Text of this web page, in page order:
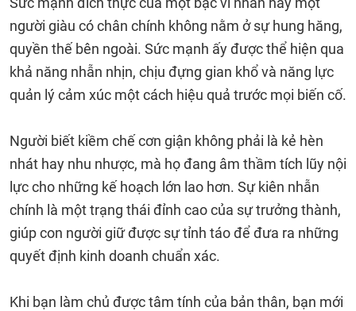
người giàu có chân chính không nằm ở sự hung hăng,
quyền thế bên ngoài. Sức mạnh ấy được thể hiện qua
khả năng nhẫn nhịn, chịu đựng gian khổ và năng lực
quản lý cảm xúc một cách hiệu quả trước mọi biến cố.
Người biết kiềm chế cơn giận không phải là kẻ hèn
nhát hay nhu nhược, mà họ đang âm thầm tích lũy nội
lực cho những kế hoạch lớn lao hơn. Sự kiên nhẫn
chính là một trạng thái đỉnh cao của sự trưởng thành,
giúp con người giữ được sự tỉnh táo để đưa ra những
quyết định kinh doanh chuẩn xác.
Khi bạn làm chủ được tâm tính của bản thân, bạn mới